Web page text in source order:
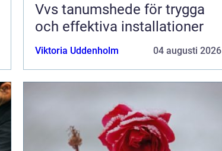
Vvs tanumshede för trygga
och effektiva installationer
Viktoria Uddenholm 04 augusti 2026